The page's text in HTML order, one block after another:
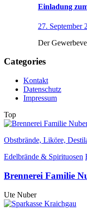
Einladung
27. September
Der
Categories
Kontakt
Datenschutz
Impressum
Top
Obstbrände, Liköre,
Edelbrände & Spirituosen
Brennerei Familie
Ute Nuber